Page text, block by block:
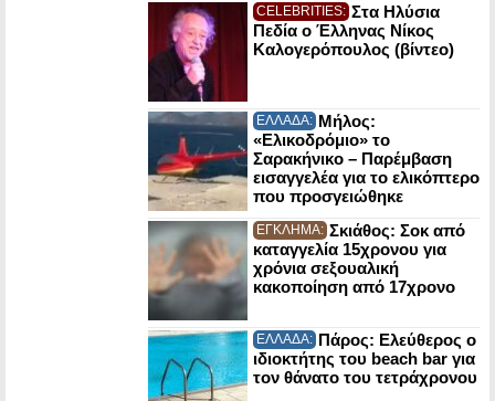
CELEBRITIES: Στα Ηλύσια
Πεδία ο Έλληνας Νίκος
Καλογερόπουλος (βίντεο)
ΕΛΛΑΔΑ: Μήλος:
«Ελικοδρόμιο» το
Σαρακήνικο – Παρέμβαση
εισαγγελέα για το ελικόπτερο
που προσγειώθηκε
ΕΓΚΛΗΜΑ: Σκιάθος: Σοκ από
καταγγελία 15χρονου για
χρόνια σεξουαλική
κακοποίηση από 17χρονο
ΕΛΛΑΔΑ: Πάρος: Ελεύθερος ο
ιδιοκτήτης του beach bar για
τον θάνατο του τετράχρονου